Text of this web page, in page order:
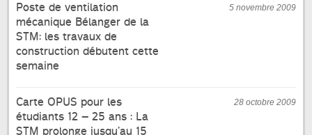
5 novembre 2009
Poste de ventilation
mécanique Bélanger de la
STM: les travaux de
construction débutent cette
semaine
28 octobre 2009
Carte OPUS pour les
étudiants 12 – 25 ans : La
STM prolonge jusqu’au 15